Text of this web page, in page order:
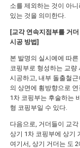
소를 제외하는 것이 아
있는 것을 의미한다.
[교각 연속지점부를 거
시공 방법]
본 발명의 실시예에 따
코핑부로 형성하는 교량
시공하고, 내부 돌출철
의 상면에 횡방향으로
1차 코핑부는 후술하는
형 코핑부일 수 있다.
다음으로, 거더들이 교
상기 1차 코핑부에 상기
여기서, 상기 거더는 도